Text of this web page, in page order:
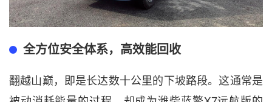
全方位安全体系，高效能回收
翻越山巅，即是长达数十公里的下坡路段。这通常是